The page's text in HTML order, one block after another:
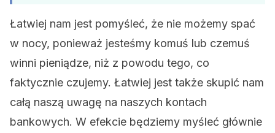
Łatwiej nam jest pomyśleć, że nie możemy spać
w nocy, ponieważ jesteśmy komuś lub czemuś
winni pieniądze, niż z powodu tego, co
faktycznie czujemy. Łatwiej jest także skupić nam
całą naszą uwagę na naszych kontach
bankowych. W efekcie będziemy myśleć głównie